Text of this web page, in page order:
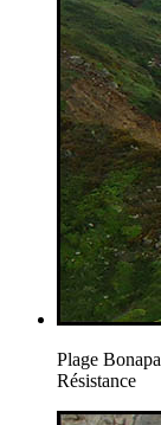
Plage
Résistance